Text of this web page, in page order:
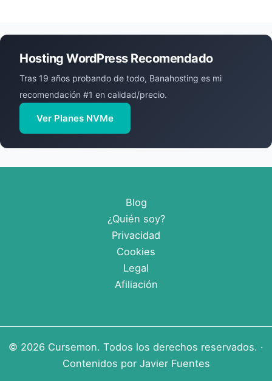
Hosting WordPress Recomendado
Tras 19 años probando de todo, Banahosting es mi
recomendación #1 en calidad/precio.
Ver Planes NVMe
Blog
¿Quién soy?
Privacidad
Cookies
Legal
Afiliación
© 2026 Cursemon. Todos los derechos reservados. ·
Contenidos por Javier Fuentes